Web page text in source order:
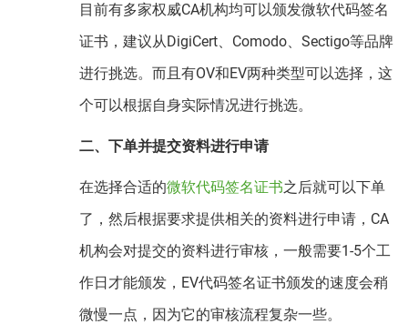
目前有多家权威CA机构均可以颁发微软代码签名
证书，建议从DigiCert、Comodo、Sectigo等品牌
进行挑选。而且有OV和EV两种类型可以选择，这
个可以根据自身实际情况进行挑选。
二、下单并提交资料进行申请
在选择合适的微软代码签名证书之后就可以下单
了，然后根据要求提供相关的资料进行申请，CA
机构会对提交的资料进行审核，一般需要1-5个工
作日才能颁发，EV代码签名证书颁发的速度会稍
微慢一点，因为它的审核流程复杂一些。